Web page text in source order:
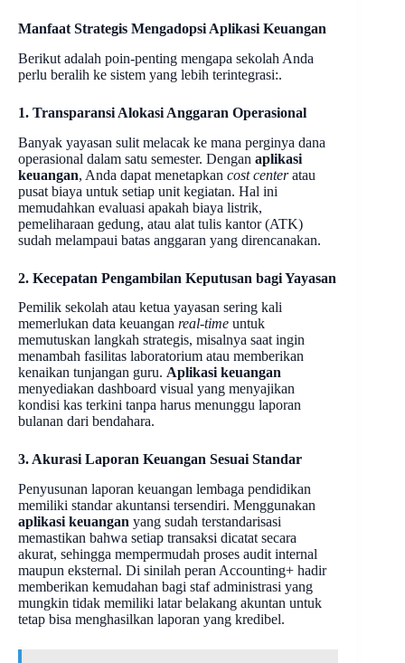
Manfaat Strategis Mengadopsi Aplikasi Keuangan
Berikut adalah poin-penting mengapa sekolah Anda
perlu beralih ke sistem yang lebih terintegrasi:.
1. Transparansi Alokasi Anggaran Operasional
Banyak yayasan sulit melacak ke mana perginya dana
operasional dalam satu semester. Dengan aplikasi
keuangan, Anda dapat menetapkan cost centeratau
pusat biaya untuk setiap unit kegiatan. Hal ini
memudahkan evaluasi apakah biaya listrik,
pemeliharaan gedung, atau alat tulis kantor (ATK)
sudah melampaui batas anggaran yang direncanakan.
2. Kecepatan Pengambilan Keputusan bagi Yayasan
Pemilik sekolah atau ketua yayasan sering kali
memerlukan data keuangan real-time untuk
memutuskan langkah strategis, misalnya saat ingin
menambah fasilitas laboratorium atau memberikan
kenaikan tunjangan guru. Aplikasi keuangan
menyediakan dashboard visual yang menyajikan
kondisi kas terkini tanpa harus menunggu laporan
bulanan dari bendahara.
3. Akurasi Laporan Keuangan Sesuai Standar
Penyusunan laporan keuangan lembaga pendidikan
memiliki standar akuntansi tersendiri. Menggunakan
aplikasi keuangan yang sudah terstandarisasi
memastikan bahwa setiap transaksi dicatat secara
akurat, sehingga mempermudah proses audit internal
maupun eksternal. Di sinilah peran Accounting+ hadir
memberikan kemudahan bagi staf administrasi yang
mungkin tidak memiliki latar belakang akuntan untuk
tetap bisa menghasilkan laporan yang kredibel.